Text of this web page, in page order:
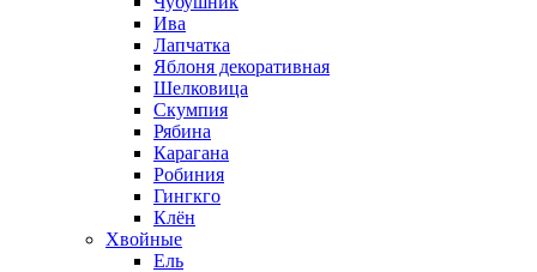
Ива
Лапчатка
Яблоня декоративная
Шелковица
Скумпия
Рябина
Карагана
Робиния
Гингкго
Клён
Хвойные
Ель